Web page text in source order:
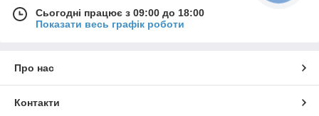
Сьогодні працює з 09:00 до 18:00
Показати весь графік роботи
Про нас
Контакти